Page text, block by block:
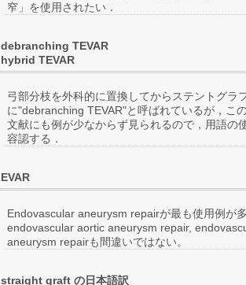
窄」を使用されたい．
debranching TEVAR
hybrid TEVAR
弓部分枝を外科的に置換してからステントグラ
に"debranching TEVAR"と呼ばれているが，こ
文献にも例が少なからず見られるので，用語の
容認する．
EVAR
Endovascular aneurysm repairが最も使用例が
endovascular aortic aneurysm repair,
aneurysm repairも間違いではない。
straight graft の日本語訳